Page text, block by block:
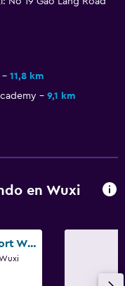
11,8 km
9,1 km
en Wuxi
Radisson Blu Resort Wetland Park Wuxi